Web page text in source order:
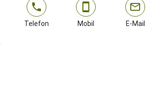
Telefon Mobil E-Mail